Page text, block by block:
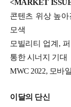
<MARKET
콘텐츠 위상 높
모색
모빌리티 업계,
통한 시너지 기대
MWC 2022, 모바
이달의 단신